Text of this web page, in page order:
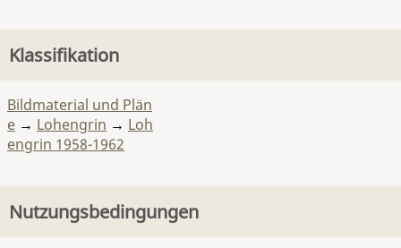
Klassifikation
Bildmaterial und Plän
e → Lohengrin → Loh
engrin 1958-1962
Nutzungsbedingungen